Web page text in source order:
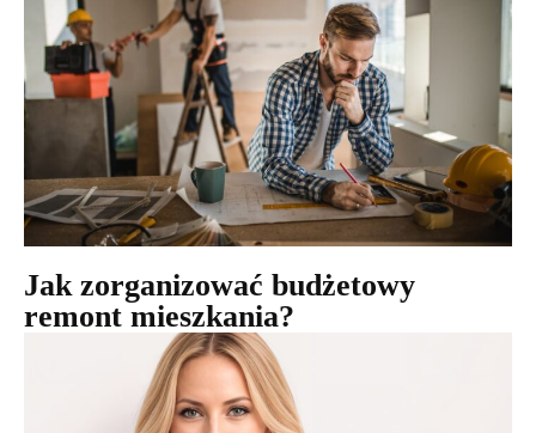
Jak zorganizować budżetowy
remont mieszkania?